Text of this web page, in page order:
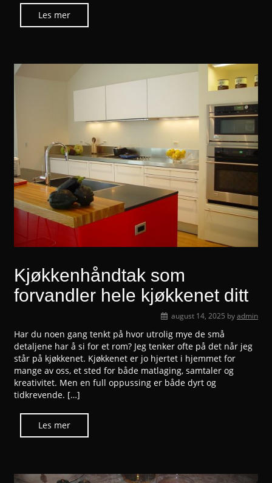
Kjøkkenhåndtak som
forvandler hele kjøkkenet ditt
august 14, 2025 byadmin
Har du noen gang tenkt på hvor utrolig mye de små
detaljene har å si for et rom? Jeg tenker ofte på det når jeg
står på kjøkkenet. Kjøkkenet er jo hjertet i hjemmet for
mange av oss, et sted for både matlaging, samtaler og
kreativitet. Men en full oppussing er både dyrt og
tidkrevende. […]